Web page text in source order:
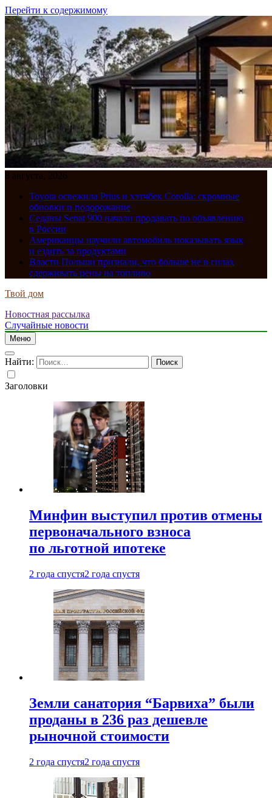
Перейти к содержимому
8 августа, 2026
Toyota освежила Prius и хэтчбек Corolla: скромные
обновки и подорожание
Седаны Senat 900 начали продавать по объявлению
в России
Американцы научили автомобиль показывать язык
и ездить за продуктами
Власти Польши признали, что больше не в силах
сдерживать цены на топливо
Твой дом
Новостная рассылка
Случайные новости
Меню
Найти:
Заголовки
Минфин выступил против отмены
первоначального взноса
по льготной ипотеке
2 года спустя2 года спустя
Земли санатория “Барвиха” были
проданы в 236 раз дешевле
рыночной стоимости
2 года спустя2 года спустя